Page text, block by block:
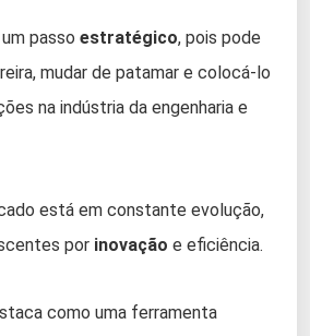
passo estratégico, pois pode
mudar de patamar e colocá-lo
na indústria da engenharia e
está em constante evolução,
por inovação e eficiência.
como uma ferramenta